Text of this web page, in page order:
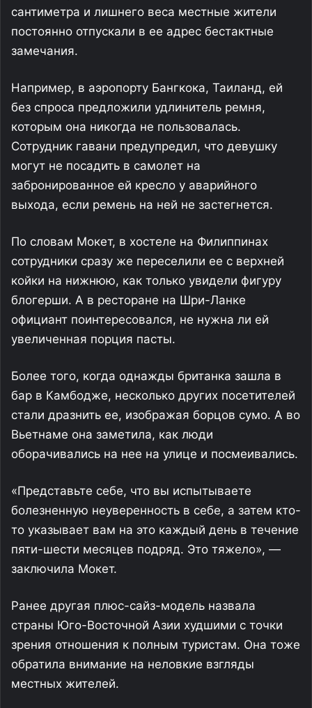
сантиметра и лишнего веса местные жители
постоянно отпускали в ее адрес бестактные
замечания.
Например, в аэропорту Бангкока, Таиланд, ей
без спроса предложили удлинитель ремня,
которым она никогда не пользовалась.
Сотрудник гавани предупредил, что девушку
могут не посадить в самолет на
забронированное ей кресло у аварийного
выхода, если ремень на ней не застегнется.
По словам Мокет, в хостеле на Филиппинах
сотрудники сразу же переселили ее с верхней
койки на нижнюю, как только увидели фигуру
блогерши. А в ресторане на Шри-Ланке
официант поинтересовался, не нужна ли ей
увеличенная порция пасты.
Более того, когда однажды британка зашла в
бар в Камбодже, несколько других посетителей
стали дразнить ее, изображая борцов сумо. А во
Вьетнаме она заметила, как люди
оборачивались на нее на улице и посмеивались.
«Представьте себе, что вы испытываете
болезненную неуверенность в себе, а затем кто-
то указывает вам на это каждый день в течение
пяти-шести месяцев подряд. Это тяжело», —
заключила Мокет.
Ранее другая плюс-сайз-модель назвала
страны Юго-Восточной Азии худшими с точки
зрения отношения к полным туристам. Она тоже
обратила внимание на неловкие взгляды
местных жителей.